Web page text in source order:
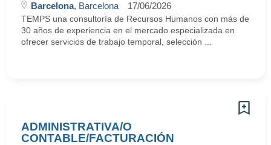
Barcelona, Barcelona 17/06/2026
TEMPS una consultoría de Recursos Humanos con más de
30 años de experiencia en el mercado especializada en
ofrecer servicios de trabajo temporal, selección ...
ADMINISTRATIVA/O
CONTABLE/FACTURACIÓN